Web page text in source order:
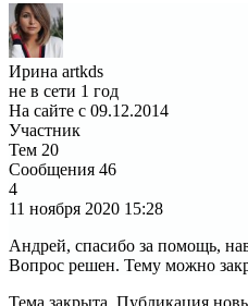
Ирина artkds
не в сети 1 год
На сайте с 09.12.2014
Участник
Тем 20
Сообщения 46
4
11 ноября 2020 15:28
Андрей, спасибо за помощь,
Вопрос решен. Тему можно
Тема закрыта. Публикация